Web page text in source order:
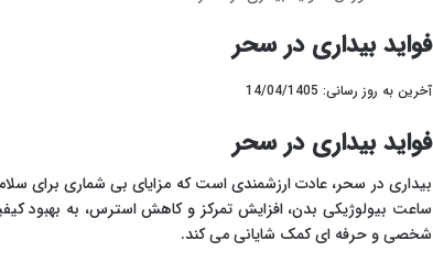
فواید بیداری در سحر
آخرین به روز رسانی: 14/04/1405
فواید بیداری در سحر
بیداری در سحر، عادت ارزشمندی است که مزایای بی شماری برای
ساعت بیولوژیکی بدن، افزایش تمرکز و کاهش استرس، به بهبود
شخصی و حرفه ای کمک شایانی می کند.